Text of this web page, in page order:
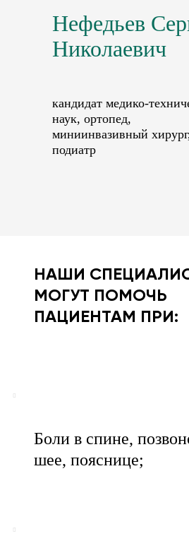
Нефедьев
Николаевич
кандидат медико-
наук, ортопед,
миниинвазивный
подиатр
НАШИ
МОГУТ ПОМОЧЬ
ПАЦИЕНТАМ ПРИ:
Боли в спине,
шее, пояснице;